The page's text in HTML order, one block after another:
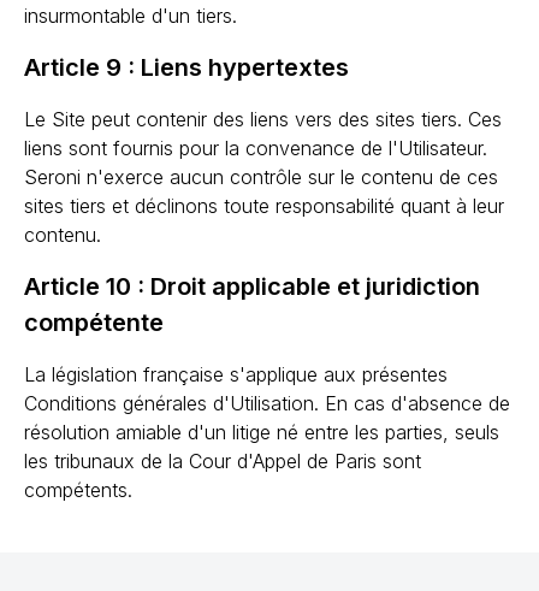
insurmontable d'un tiers.
Article 9 : Liens hypertextes
Le Site peut contenir des liens vers des sites tiers. Ces
liens sont fournis pour la convenance de l'Utilisateur.
Seroni n'exerce aucun contrôle sur le contenu de ces
sites tiers et déclinons toute responsabilité quant à leur
contenu.
Article 10 : Droit applicable et juridiction
compétente
La législation française s'applique aux présentes
Conditions générales d'Utilisation. En cas d'absence de
résolution amiable d'un litige né entre les parties, seuls
les tribunaux de la Cour d'Appel de Paris sont
compétents.